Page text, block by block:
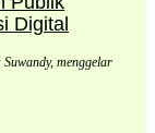
Digital
menggelar